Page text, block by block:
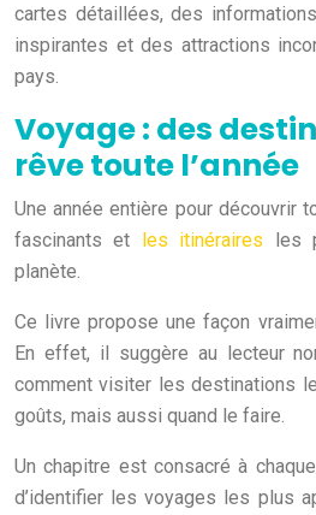
cartes détaillées, des
inspirantes et des attractions
pays.
Voyage : des
rêve toute l’année
Une année entière pour découvrir
fascinants et les itinéraires les
planète.
Ce livre propose une façon
En effet, il suggère au lecteur
comment visiter les destinations
goûts, mais aussi quand le faire.
Un chapitre est consacré à
d’identifier les voyages les plus